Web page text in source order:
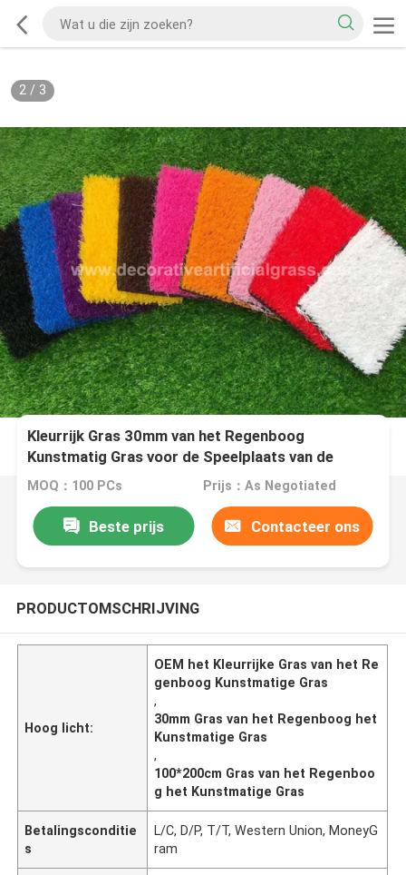
2/ 3
Kleurrijk Gras 30mm van het Regenboog
Kunstmatig Gras voor de Speelplaats van de
Kleuterschoolschool
MOQ：100 PCs Prijs：As Negotiated
Beste prijs Contacteer ons
PRODUCTOMSCHRIJVING
Hoog licht:
OEM het Kleurrijke Gras van het Re
genboog Kunstmatige Gras
,
30mm Gras van het Regenboog het
Kunstmatige Gras
,
100*200cm Gras van het Regenboo
g het Kunstmatige Gras
Betalingsconditie
s
L/C, D/P, T/T, Western Union, MoneyG
ram